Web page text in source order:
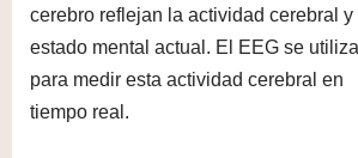
cerebro reflejan la actividad cerebral y
estado mental actual. El EEG se utiliza
para medir esta actividad cerebral en
tiempo real.